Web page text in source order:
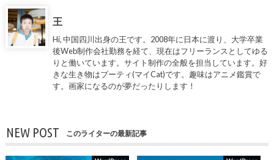
王
Hi, 中国四川出身の王です。2008年に日本に渡り、大学卒業
後Web制作会社勤務を経て、現在はフリーランスとしてゆる
りと働いています。サイト制作の全般を担当しています。好
きな生き物はプーティ(マイCat)です。趣味はアニメ鑑賞で
す。画家になるのが夢だったりします！
NEW POST このライターの最新記事